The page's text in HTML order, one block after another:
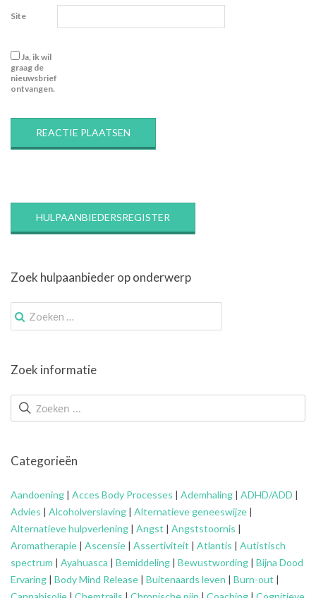
Site
Ja, ik wil
graag de
nieuwsbrief
ontvangen.
HULPAANBIEDERSREGISTER
Zoek hulpaanbieder op onderwerp
Zoek
naar:
Zoek informatie
Categorieën
Aandoening | Acces Body Processes | Ademhaling | ADHD/ADD |
Advies | Alcoholverslaving | Alternatieve geneeswijze |
Alternatieve hulpverlening | Angst | Angststoornis |
Aromatherapie | Ascensie | Assertiviteit | Atlantis | Autistisch
spectrum | Ayahuasca | Bemiddeling | Bewustwording | Bijna Dood
Ervaring | Body Mind Release | Buitenaards leven | Burn-out |